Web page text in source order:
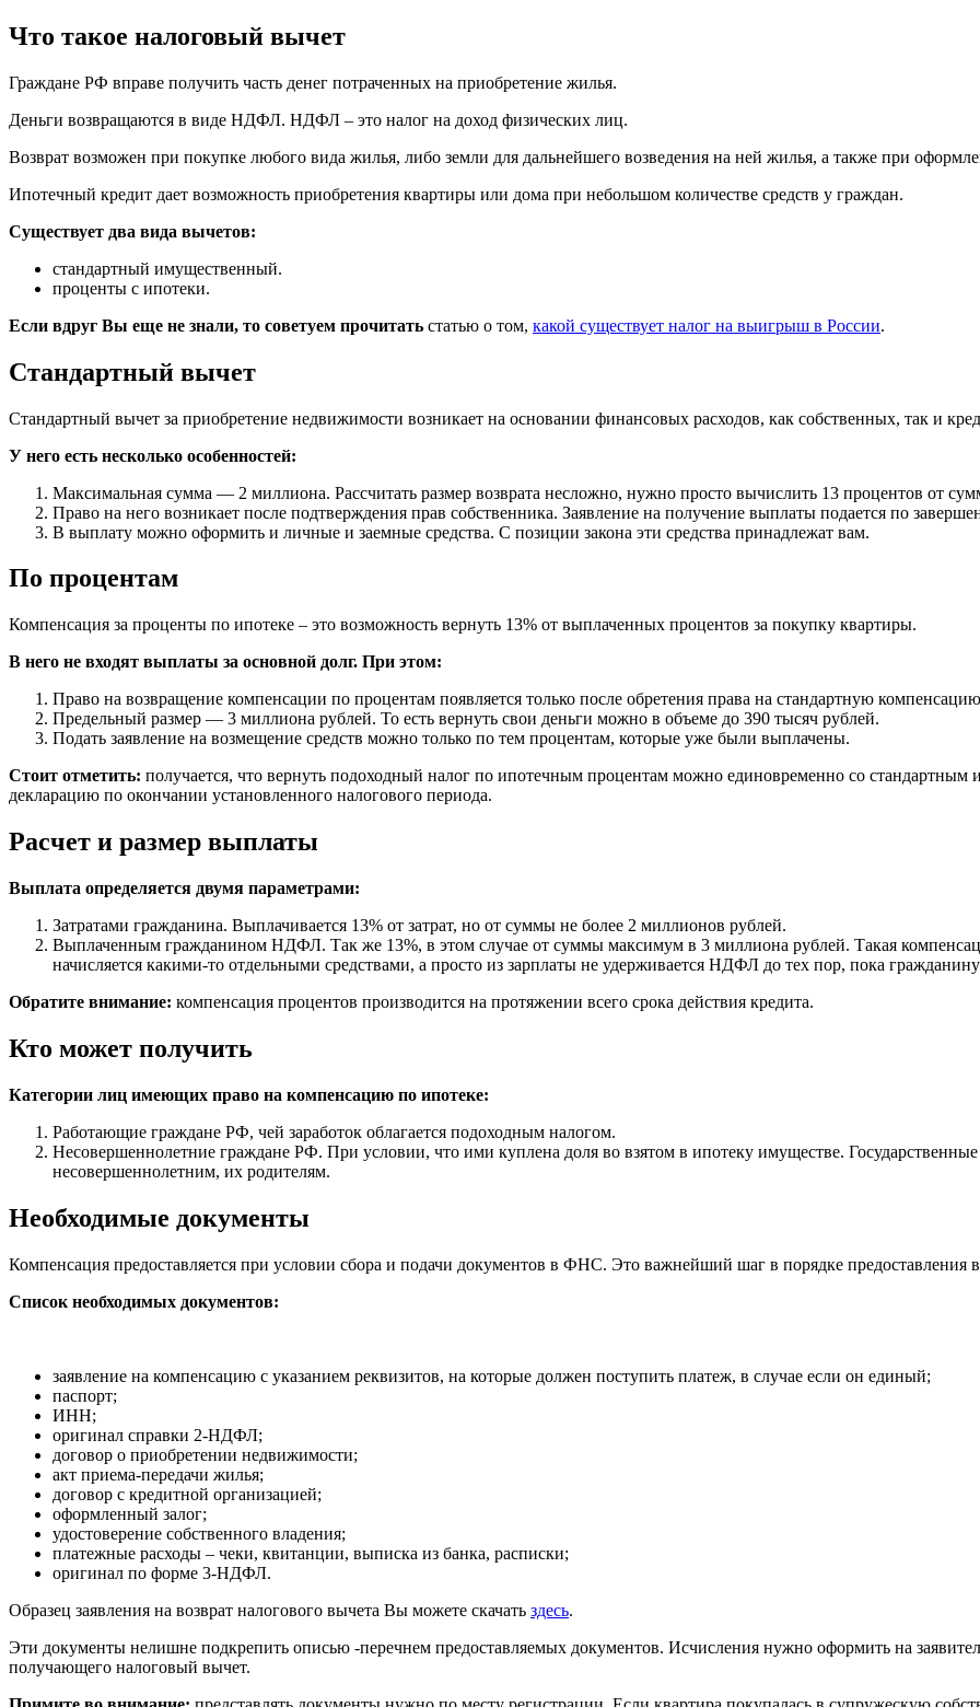
Что такое налоговый вычет
Граждане РФ вправе получить часть денег потраченных на приобретение жилья.
Деньги возвращаются в виде НДФЛ. НДФЛ – это налог на доход физических лиц.
Возврат возможен при покупке любого вида жилья, либо земли для дальнейшего возведения на ней жилья, а также при
Ипотечный кредит дает возможность приобретения квартиры или дома при небольшом количестве средств у граждан.
Существует два вида вычетов:
стандартный имущественный.
проценты с ипотеки.
Если вдруг Вы еще не знали, то советуем прочитать статью о том, какой существует налог на выигрыш в России.
Стандартный вычет
Стандартный вычет за приобретение недвижимости возникает на основании финансовых расходов, как собственных, так и
У него есть несколько особенностей:
Максимальная сумма — 2 миллиона. Рассчитать размер возврата несложно, нужно просто вычислить 13 процентов от
Право на него возникает после подтверждения прав собственника. Заявление на получение выплаты подается по
В выплату можно оформить и личные и заемные средства. С позиции закона эти средства принадлежат вам.
По процентам
Компенсация за проценты по ипотеке – это возможность вернуть 13% от выплаченных процентов за покупку квартиры.
В него не входят выплаты за основной долг. При этом:
Право на возвращение компенсации по процентам появляется только после обретения права на стандартную
Предельный размер — 3 миллиона рублей. То есть вернуть свои деньги можно в объеме до 390 тысяч рублей.
Подать заявление на возмещение средств можно только по тем процентам, которые уже были выплачены.
Стоит отметить: получается, что вернуть подоходный налог по ипотечным процентам можно единовременно со
декларацию по окончании установленного налогового периода.
Расчет и размер выплаты
Выплата определяется двумя параметрами:
Затратами гражданина. Выплачивается 13% от затрат, но от суммы не более 2 миллионов рублей.
Выплаченным гражданином НДФЛ. Так же 13%, в этом случае от суммы максимум в 3 миллиона рублей. Такая
начисляется какими-то отдельными средствами, а просто из зарплаты не удерживается НДФЛ до тех пор, пока
Обратите внимание: компенсация процентов производится на протяжении всего срока действия кредита.
Кто может получить
Категории лиц имеющих право на компенсацию по ипотеке:
Работающие граждане РФ, чей заработок облагается подоходным налогом.
Несовершеннолетние граждане РФ. При условии, что ими куплена доля во взятом в ипотеку имуществе.
несовершеннолетним, их родителям.
Необходимые документы
Компенсация предоставляется при условии сбора и подачи документов в ФНС. Это важнейший шаг в порядке предоставления
Список необходимых документов:
заявление на компенсацию с указанием реквизитов, на которые должен поступить платеж, в случае если он единый;
паспорт;
ИНН;
оригинал справки 2-НДФЛ;
договор о приобретении недвижимости;
акт приема-передачи жилья;
договор с кредитной организацией;
оформленный залог;
удостоверение собственного владения;
платежные расходы – чеки, квитанции, выписка из банка, расписки;
оригинал по форме 3-НДФЛ.
Образец заявления на возврат налогового вычета Вы можете скачать здесь.
Эти документы нелишне подкрепить описью -перечнем предоставляемых документов. Исчисления нужно оформить на
получающего налоговый вычет.